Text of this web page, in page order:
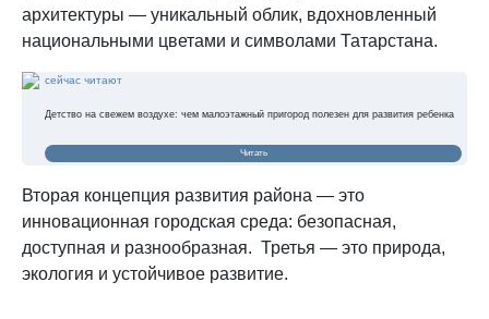
архитектуры — уникальный облик, вдохновленный
национальными цветами и символами Татарстана.
сейчас читают
Детство на свежем воздухе: чем малоэтажный пригород полезен для развития ребенка
Читать
Вторая концепция развития района — это
инновационная городская среда: безопасная,
доступная и разнообразная. Третья — это природа,
экология и устойчивое развитие.